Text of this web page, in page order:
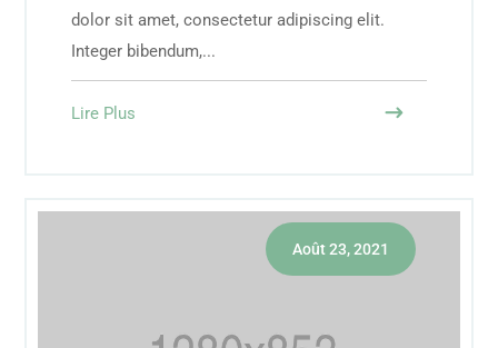
dolor sit amet, consectetur adipiscing elit.
Integer bibendum,...
Lire Plus
Août 23, 2021